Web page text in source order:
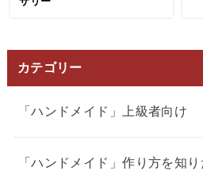
カテゴリー
「ハンドメイド」上級者向け
「ハンドメイド」作り方を知り